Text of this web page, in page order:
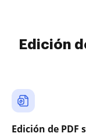
Edición
Edición de PDF